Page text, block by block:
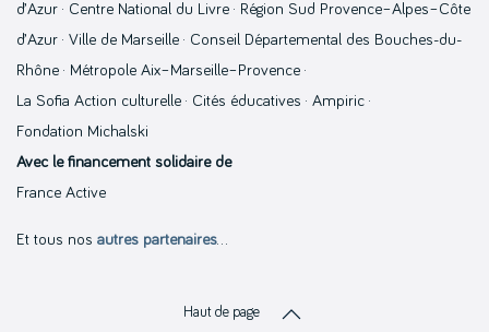
d’Azur · Centre National du Livre · Région Sud Provence–Alpes–Côte
d’Azur · Ville de Marseille · Conseil Départemental des Bouches-du-
Rhône · Métropole Aix–Marseille–Provence ·
La Sofia Action culturelle · Cités éducatives · Ampiric ·
Fondation Michalski
Avec le financement solidaire de
France Active
Et tous nos autres partenaires…
Haut de page